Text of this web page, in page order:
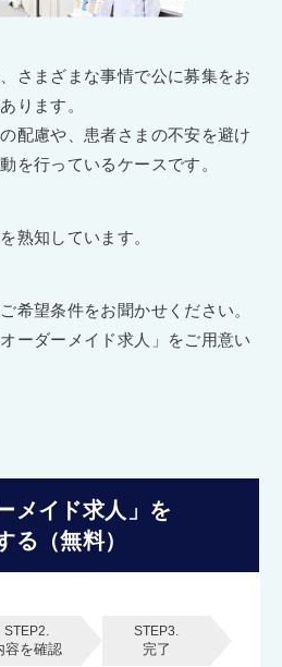
さまざまな事情で公に募集をお
ります。
配慮や、患者さまの不安を避け
を行っているケースです。
熟知しています。
希望条件をお聞かせください。
ーダーメイド求人」をご用意い
メイド求人」を
る（無料）
STEP2.
容を確認
STEP3.
完了